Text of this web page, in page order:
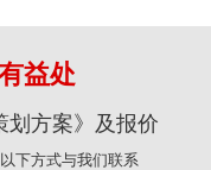
益处
划方案》及报价
下方式与我们联系